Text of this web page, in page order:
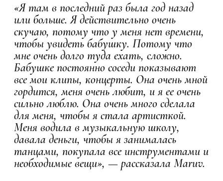
«Я там в последний раз была год назад
или больше. Я действительно очень
скучаю, потому что у меня нет времени,
чтобы увидеть бабушку. Потому что
мне очень долго туда ехать, сложно.
Бабушке постоянно соседи показывают
все мои клипы, концерты. Она очень мной
гордится, меня очень любит, и я ее очень
сильно люблю. Она очень много сделала
для меня, чтобы я стала артисткой.
Меня водила в музыкальную школу,
давала деньги, чтобы я занималась
танцами, покупала все инструментами и
необходимые вещи», — рассказала Maruv.